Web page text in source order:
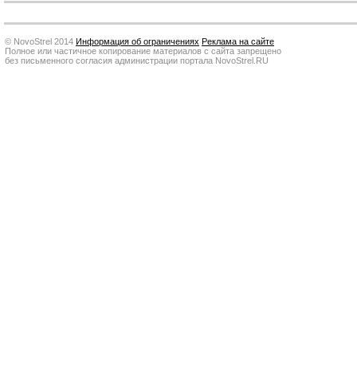
© NovoStrel 2014 Информация об ограничениях Реклама на сайте
Полное или частичное копирование материалов с сайта запрещено
без письменного согласия администрации портала NovoStrel.RU